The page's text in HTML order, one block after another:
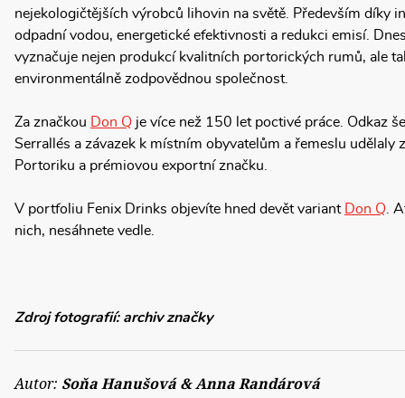
nejekologičtějších výrobců lihovin na světě. Především díky
odpadní vodou, energetické efektivnosti a redukci emisí.
vyznačuje nejen produkcí kvalitních portorických rumů, ale
environmentálně zodpovědnou společnost.
Za značkou Don Q je více než 150 let poctivé práce. Odkaz
Serrallés a závazek k místním obyvatelům a řemeslu udělaly
Portoriku a prémiovou exportní značku.
V portfoliu Fenix Drinks objevíte hned devět variant Don Q .
nich, nesáhnete vedle.
Zdroj fotografií: archiv značky
Autor: Soňa Hanušová & Anna Randárová